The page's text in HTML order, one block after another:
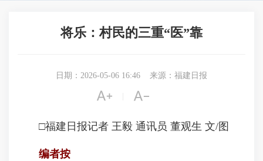
将乐：村民的三重“医”靠
日期：2026-05-06 16:46 来源：福建日报
 
□福建日报记者 王毅 通讯员 董观生 文/图
编者按